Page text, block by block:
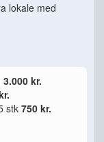
lokale med
3.000 kr.
stk 750 kr.